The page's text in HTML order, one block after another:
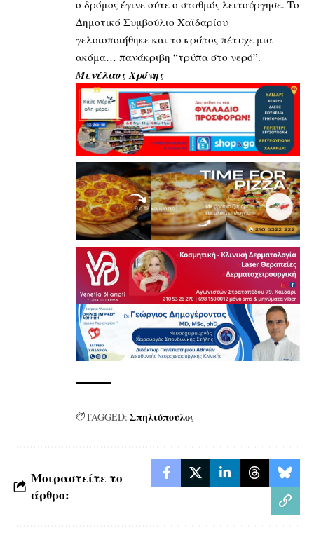
ο δρόμος έγινε ούτε ο σταθμός λειτούργησε. Το
Δημοτικό Συμβούλιο Χαϊδαρίου
γελοιοποιήθηκε και το κράτος πέτυχε μια
ακόμα… πανάκριβη “τρύπα στο νερό”.
Μενέλαος Χρόνης
TAGGED: Σπηλιόπουλος
Μοιραστείτε το
άρθρο: